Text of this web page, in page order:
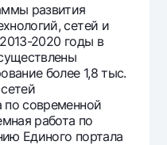
развития
сетей и
2020 годы в
более 1,8 тыс.
по современной
работа по
Единого портала